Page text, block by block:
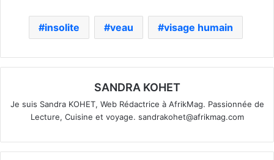
insolite veau visage humain
SANDRA KOHET
Je suis Sandra KOHET, Web Rédactrice à AfrikMag. Passionnée de
Lecture, Cuisine et voyage. sandrakohet@afrikmag.com